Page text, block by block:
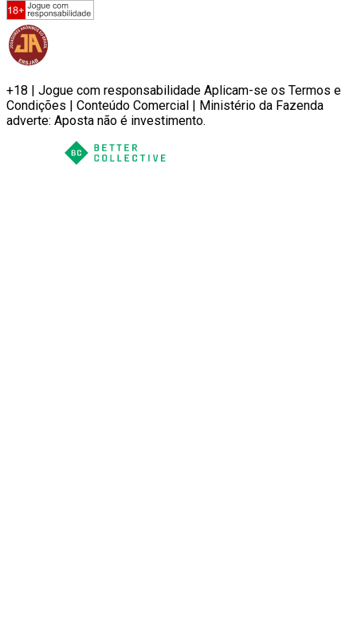
+18 | Jogue com responsabilidade Aplicam-se os Termos e
Condições | Conteúdo Comercial | Ministério da Fazenda
adverte: Aposta não é investimento.